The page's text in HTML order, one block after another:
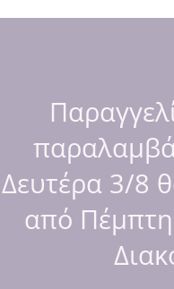
το δέντρο της αγάπης!
άλλες γεύσεις
δοθεί προκαταβολή ίση
Δευτέρα 3/8
από